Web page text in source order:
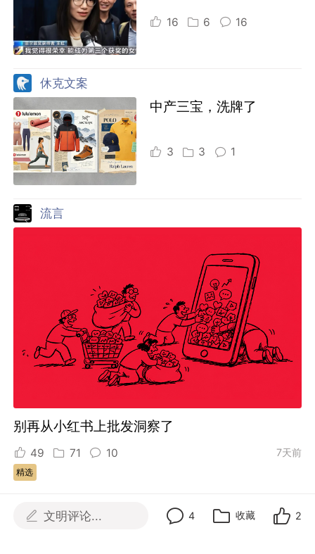
16 6 16
休克文案
中产三宝，洗牌了
3 3 1
流言
别再从小红书上批发洞察了
49 71 10 7天前
精选
屈太浪
文明评论... 4 收藏 2